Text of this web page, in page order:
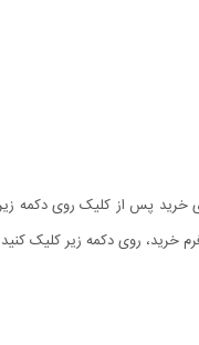
خرید پس از کلیک روی دکمه
خرید، روی دکمه زیر کلیک